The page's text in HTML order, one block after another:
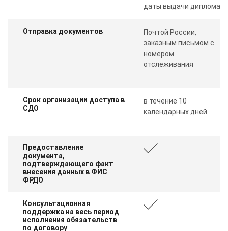
даты выдачи диплома
Отправка документов
Почтой России,
заказным письмом с
номером
отслеживания
Срок организации доступа в
СДО
в течение 10
календарных дней
Предоставление
документа,
подтверждающего факт
внесения данных в ФИС
ФРДО
Консультационная
поддержка на весь период
исполнения обязательств
по договору